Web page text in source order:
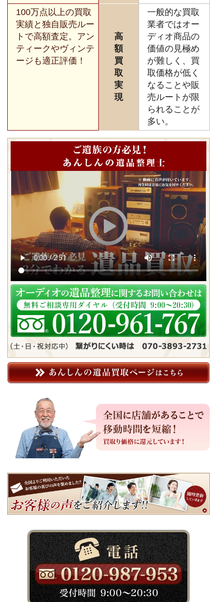
100万点以上の買取
実績と独自販売ルー
トで高額査定。アン
ティークやヴィンテ
ージも適正評価！
高
額
買
取
実
現
一般的な買取
業者ではオー
ディオ商品の
価値の見極め
が難しく、買
取価格が低く
なることや販
売ルートが限
られることが
多い。